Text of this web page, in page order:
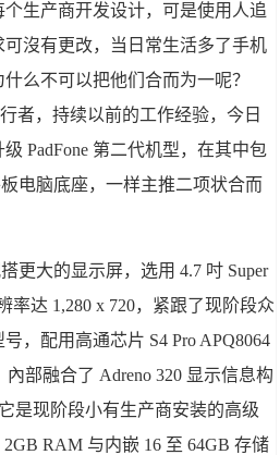
生产商开发设计，可是使用人追
沒有更改，当日常生活多了手机
么不可以把他们合而为一呢？
者，持续以前的工作经验，今日
PadFone 第二代机型，在其中包
电脑底座，一样主推二项状合而
更大的显示屏，选用 4.7 吋 Super
率达 1,280 x 720，紧跟了现阶段众
，配用高通芯片 S4 Pro APQ8064
部融合了 Adreno 320 显示信息构
是现阶段小有生产商安装的高级
RAM 与内嵌 16 至 64GB 存储